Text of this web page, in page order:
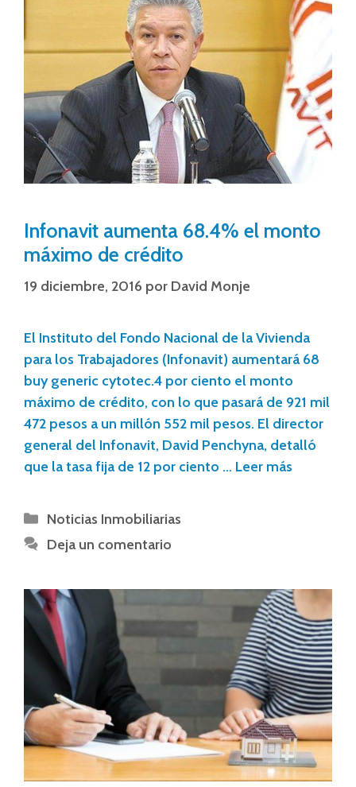
Infonavit aumenta 68.4% el monto
máximo de crédito
19 diciembre, 2016 por David Monje
El Instituto del Fondo Nacional de la Vivienda
para los Trabajadores (Infonavit) aumentará 68
buy generic cytotec.4 por ciento el monto
máximo de crédito, con lo que pasará de 921 mil
472 pesos a un millón 552 mil pesos. El director
general del Infonavit, David Penchyna, detalló
que la tasa fija de 12 por ciento … Leer más
Noticias Inmobiliarias
Deja un comentario